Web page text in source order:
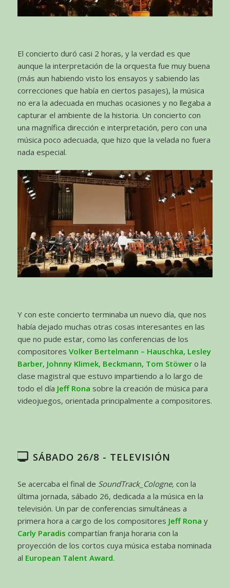
El concierto duró casi 2 horas, y la verdad es que
aunque la interpretación de la orquesta fue muy buena
(más aun habiendo visto los ensayos y sabiendo las
correcciones que había en ciertos pasajes), la música
no era la adecuada en muchas ocasiones y no llegaba a
capturar el ambiente de la historia. Un concierto con
una magnífica dirección e interpretación, pero con una
música poco adecuada, que hizo que la velada no fuera
nada especial.
Y con este concierto terminaba un nuevo día, que nos
había dejado muchas otras cosas interesantes en las
que no pude estar, como las conferencias de los
compositores Volker Bertelmann – Hauschka, Lesley
Barber, Johnny Klimek, Beckmann, Tom Stöwero la
clase magistral que estuvo impartiendo a lo largo de
todo el día Jeff Rona sobre la creación de música para
videojuegos, orientada principalmente a compositores.
SÁBADO 26/8 - TELEVISIÓN
Se acercaba el final de SoundTrack_Cologne, con la
última jornada, sábado 26, dedicada a la música en la
televisión. Un par de conferencias simultáneas a
primera hora a cargo de los compositores Jeff Rona y
Carly Paradis compartían franja horaria con la
proyección de los cortos cuya música estaba nominada
al European Talent Award.